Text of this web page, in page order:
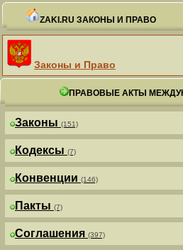
ZAKI.RU ЗАКОНЫ И ПРАВО
Законы и Право
ПРАВОВЫЕ АКТЫ
Законы (151)
Кодексы (7)
Конвенции (146)
Пакты (7)
Соглашения (397)